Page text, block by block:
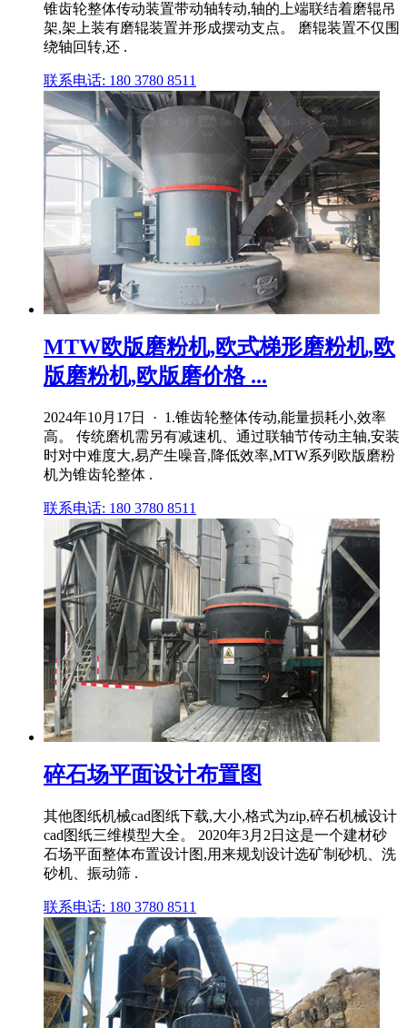
锥齿轮整体传动装置带动轴转动,轴的上端联结着磨辊吊
架,架上装有磨辊装置并形成摆动支点。 磨辊装置不仅围
绕轴回转,还 .
联系电话: 180 3780 8511
MTW欧版磨粉机,欧式梯形磨粉机,欧
版磨粉机,欧版磨价格 ...
2024年10月17日 · 1.锥齿轮整体传动,能量损耗小,效率
高。 传统磨机需另有减速机、通过联轴节传动主轴,安装
时对中难度大,易产生噪音,降低效率,MTW系列欧版磨粉
机为锥齿轮整体 .
联系电话: 180 3780 8511
碎石场平面设计布置图
其他图纸机械cad图纸下载,大小,格式为zip,碎石机械设计
cad图纸三维模型大全。 2020年3月2日这是一个建材砂
石场平面整体布置设计图,用来规划设计选矿制砂机、洗
砂机、振动筛 .
联系电话: 180 3780 8511